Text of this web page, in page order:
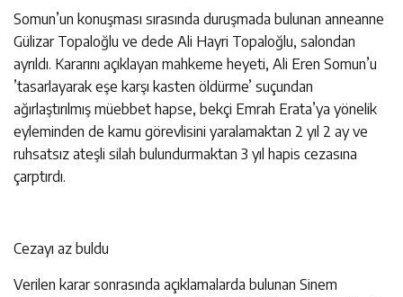
Somun’un konuşması sırasında duruşmada bulunan anneanne
Gülizar Topaloğlu ve dede Ali Hayri Topaloğlu, salondan
ayrıldı. Kararını açıklayan mahkeme heyeti, Ali Eren Somun’u
’tasarlayarak eşe karşı kasten öldürme’ suçundan
ağırlaştırılmış müebbet hapse, bekçi Emrah Erata’ya yönelik
eyleminden de kamu görevlisini yaralamaktan 2 yıl 2 ay ve
ruhsatsız ateşli silah bulundurmaktan 3 yıl hapis cezasına
çarptırdı.
Cezayı az buldu
Verilen karar sonrasında açıklamalarda bulunan Sinem